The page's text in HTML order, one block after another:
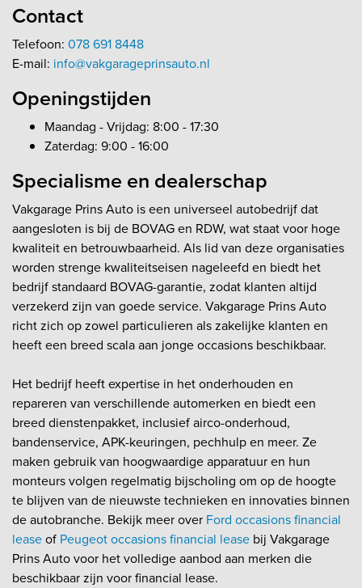
Contact
Telefoon: 078 691 8448
E-mail: info@vakgarageprinsauto.nl
Openingstijden
Maandag - Vrijdag: 8:00 - 17:30
Zaterdag: 9:00 - 16:00
Specialisme en dealerschap
Vakgarage Prins Auto is een universeel autobedrijf dat
aangesloten is bij de BOVAG en RDW, wat staat voor hoge
kwaliteit en betrouwbaarheid. Als lid van deze organisaties
worden strenge kwaliteitseisen nageleefd en biedt het
bedrijf standaard BOVAG-garantie, zodat klanten altijd
verzekerd zijn van goede service. Vakgarage Prins Auto
richt zich op zowel particulieren als zakelijke klanten en
heeft een breed scala aan jonge occasions beschikbaar.
Het bedrijf heeft expertise in het onderhouden en
repareren van verschillende automerken en biedt een
breed dienstenpakket, inclusief airco-onderhoud,
bandenservice, APK-keuringen, pechhulp en meer. Ze
maken gebruik van hoogwaardige apparatuur en hun
monteurs volgen regelmatig bijscholing om op de hoogte
te blijven van de nieuwste technieken en innovaties binnen
de autobranche. Bekijk meer over Ford occasions financial
leaseof Peugeot occasions financial lease bij Vakgarage
Prins Auto voor het volledige aanbod aan merken die
beschikbaar zijn voor financial lease.